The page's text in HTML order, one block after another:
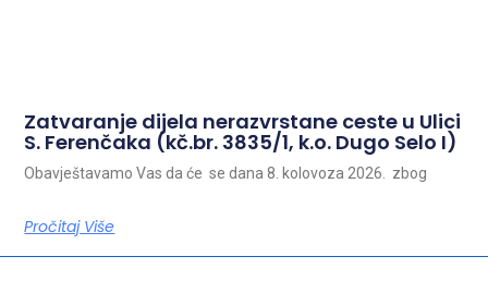
Zatvaranje dijela nerazvrstane ceste u Ulici
S. Ferenčaka (kč.br. 3835/1, k.o. Dugo Selo I)
Obavještavamo Vas da će se dana 8. kolovoza 2026. zbog
Pročitaj Više